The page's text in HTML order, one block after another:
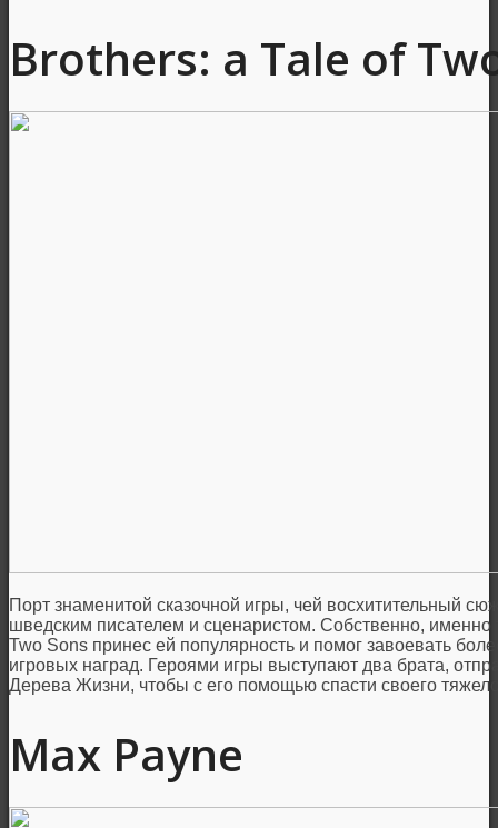
Brothers: a Tale of
Порт знаменитой сказочной игры, чей восхитительный
шведским писателем и сценаристом. Собственно, именно
Two Sons принес ей популярность и помог завоевать
игровых наград. Героями игры выступают два брата,
Дерева Жизни, чтобы с его помощью спасти своего
Max Payne